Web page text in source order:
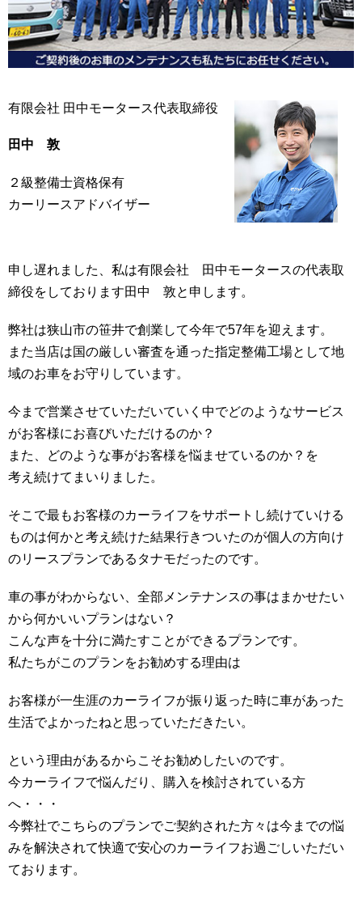
有限会社 田中モータース代表取締役
田中 敦
２級整備士資格保有
カーリースアドバイザー
申し遅れました、私は有限会社 田中モータースの代表取
締役をしております田中 敦と申します。
弊社は狭山市の笹井で創業して今年で57年を迎えます。
また当店は国の厳しい審査を通った指定整備工場として地
域のお車をお守りしています。
今まで営業させていただいていく中でどのようなサービス
がお客様にお喜びいただけるのか？
また、どのような事がお客様を悩ませているのか？を
考え続けてまいりました。
そこで最もお客様のカーライフをサポートし続けていける
ものは何かと考え続けた結果行きついたのが個人の方向け
のリースプランであるタナモだったのです。
車の事がわからない、全部メンテナンスの事はまかせたい
から何かいいプランはない？
こんな声を十分に満たすことができるプランです。
私たちがこのプランをお勧めする理由は
お客様が一生涯のカーライフが振り返った時に車があった
生活でよかったねと思っていただきたい。
という理由があるからこそお勧めしたいのです。
今カーライフで悩んだり、購入を検討されている方
へ・・・
今弊社でこちらのプランでご契約された方々は今までの悩
みを解決されて快適で安心のカーライフお過ごしいただい
ております。